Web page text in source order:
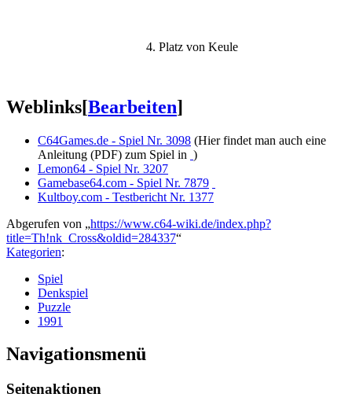
4. Platz von Keule
Weblinks[Bearbeiten]
C64Games.de - Spiel Nr. 3098 (Hier findet man auch eine
Anleitung (PDF) zum Spiel in )
Lemon64 - Spiel Nr. 3207
Gamebase64.com - Spiel Nr. 7879
Kultboy.com - Testbericht Nr. 1377
Abgerufen von „https://www.c64-wiki.de/index.php?
title=Th!nk_Cross&oldid=284337“
Kategorien:
Spiel
Denkspiel
Puzzle
1991
Navigationsmenü
Seitenaktionen